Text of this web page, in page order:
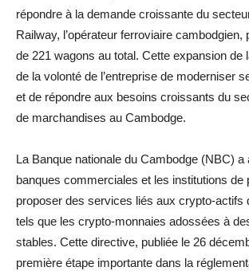
répondre à la demande croissante du
Railway, l’opérateur ferroviaire cambodgien,
de 221 wagons au total. Cette expansion de
de la volonté de l’entreprise de moderniser
et de répondre aux besoins croissants du
de marchandises au Cambodge.
La Banque nationale du Cambodge (NBC) a
banques commerciales et les institutions de
proposer des services liés aux crypto-actifs
tels que les crypto-monnaies adossées à
stables. Cette directive, publiée le 26
première étape importante dans la